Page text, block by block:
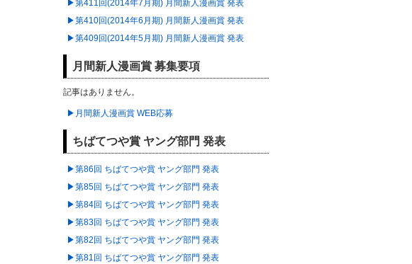
▶︎第411回(2014年7月期) 月間新人漫画賞 発表
▶︎第410回(2014年6月期) 月間新人漫画賞 発表
▶︎第409回(2014年5月期) 月間新人漫画賞 発表
月間新人漫画賞 募集要項
記事はありません。
▶︎月間新人漫画賞 WEB応募
ちばてつや賞 ヤング部門 発表
▶︎第86回 ちばてつや賞 ヤング部門 発表
▶︎第85回 ちばてつや賞 ヤング部門 発表
▶︎第84回 ちばてつや賞 ヤング部門 発表
▶︎第83回 ちばてつや賞 ヤング部門 発表
▶︎第82回 ちばてつや賞 ヤング部門 発表
▶︎第81回 ちばてつや賞 ヤング部門 発表